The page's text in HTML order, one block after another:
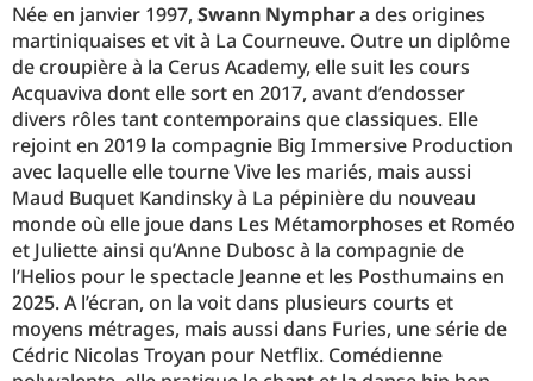
Née en janvier 1997, Swann Nymphara des origines
martiniquaises et vit à La Courneuve. Outre un diplôme
de croupière à la Cerus Academy, elle suit les cours
Acquaviva dont elle sort en 2017, avant d’endosser
divers rôles tant contemporains que classiques. Elle
rejoint en 2019 la compagnie Big Immersive Production
avec laquelle elle tourne Vive les mariés, mais aussi
Maud Buquet Kandinsky à La pépinière du nouveau
monde où elle joue dans Les Métamorphoses et Roméo
et Juliette ainsi qu’Anne Dubosc à la compagnie de
l’Helios pour le spectacle Jeanne et les Posthumains en
2025. A l’écran, on la voit dans plusieurs courts et
moyens métrages, mais aussi dans Furies, une série de
Cédric Nicolas Troyan pour Netflix. Comédienne